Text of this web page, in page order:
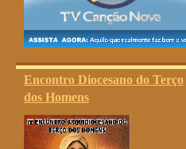
Encontro Diocesano do Terço
dos Homens